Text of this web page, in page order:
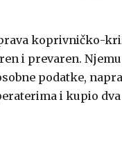
koprivničko-
i prevaren.
podatke,
i kupio